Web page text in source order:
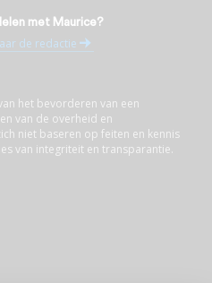
met Maurice?
de redactie
het bevorderen van een
van de overheid en
niet baseren op feiten en kennis
van integriteit en transparantie.